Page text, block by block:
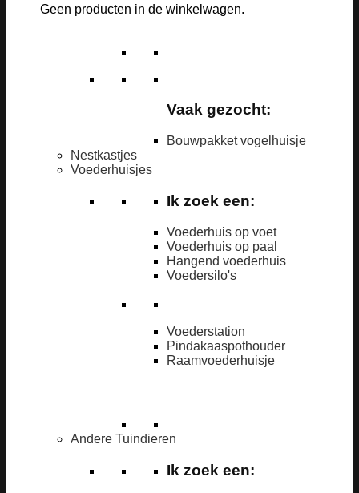
Geen producten in de winkelwagen.
Vaak gezocht:
Bouwpakket vogelhuisje
Nestkastjes
Voederhuisjes
Ik zoek een:
Voederhuis op voet
Voederhuis op paal
Hangend voederhuis
Voedersilo's
Voederstation
Pindakaaspothouder
Raamvoederhuisje
Andere Tuindieren
Ik zoek een: